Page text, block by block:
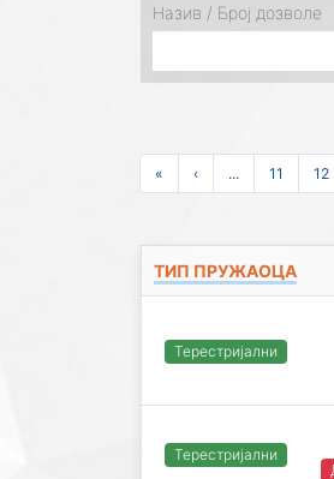
Назив / Број дозволе
« ‹ ... 11 12
ТИП ПРУЖАОЦА
Терестријални
Терестријални